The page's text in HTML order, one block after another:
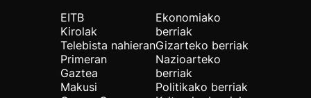
EITB
Kirolak
Telebista nahieran
Primeran
Gaztea
Makusi
Ekonomiako
berriak
Gizarteko berriak
Nazioarteko
berriak
Politikako berriak